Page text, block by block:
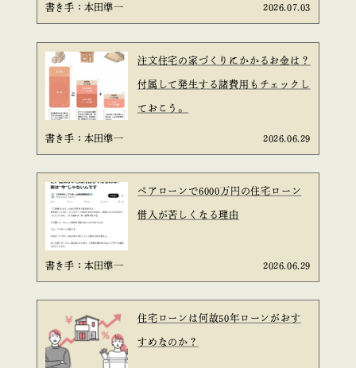
書き手：本田準一 2026.07.03
注文住宅の家づくりにかかるお金は？
付属して発生する諸費用もチェックし
ておこう。
書き手：本田準一 2026.06.29
ペアローンで6000万円の住宅ローン
借入が苦しくなる理由
書き手：本田準一 2026.06.29
住宅ローンは何故50年ローンがおす
すめなのか？